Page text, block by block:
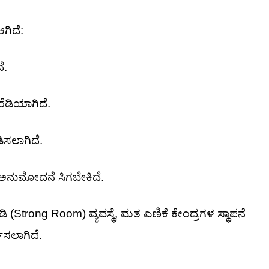
ಅನುಮೋದನೆ ಸಿಗಬೇಕಿದೆ.
Room) ವ್ಯವಸ್ಥೆ, ಮತ ಎಣಿಕೆ ಕೇಂದ್ರಗಳ ಸ್ಥಾಪನೆ